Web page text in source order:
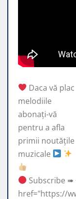
Daca vă plac
melodiile
abonați-vă
pentru a afla
primii noutățile
muzicale
Subscribe ➠
href="https://